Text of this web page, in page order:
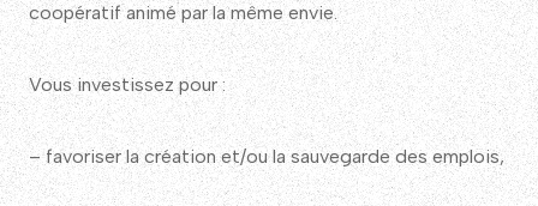
coopératif animé par la même envie.
Vous investissez pour :
– favoriser la création et/ou la sauvegarde des emplois,